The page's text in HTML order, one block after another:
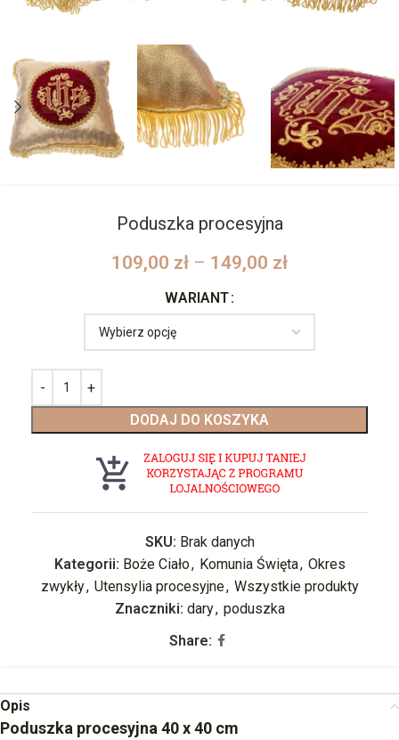
Poduszka procesyjna
109,00 zł – 149,00 zł
WARIANT
DODAJ DO KOSZYKA
SKU: Brak danych
Kategorii: Boże Ciało, Komunia Święta, Okres
zwykły, Utensylia procesyjne, Wszystkie produkty
Znaczniki: dary, poduszka
Share:
Opis
Poduszka procesyjna 40 x 40 cm